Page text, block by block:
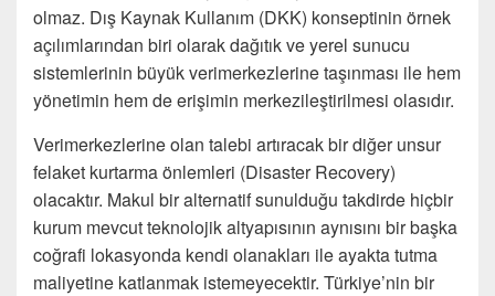
olmaz. Dış Kaynak Kullanım (DKK) konseptinin örnek
açılımlarından biri olarak dağıtık ve yerel sunucu
sistemlerinin büyük verimerkezlerine taşınması ile hem
yönetimin hem de erişimin merkezileştirilmesi olasıdır.
Verimerkezlerine olan talebi artıracak bir diğer unsur
felaket kurtarma önlemleri (Disaster Recovery)
olacaktır. Makul bir alternatif sunulduğu takdirde hiçbir
kurum mevcut teknolojik altyapısının aynısını bir başka
coğrafi lokasyonda kendi olanakları ile ayakta tutma
maliyetine katlanmak istemeyecektir. Türkiye’nin bir